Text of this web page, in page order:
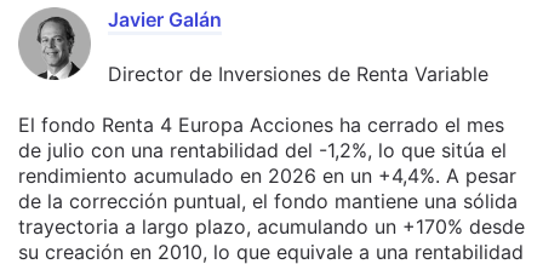
Javier Galán
Director de Inversiones de Renta Variable
El fondo Renta 4 Europa Acciones ha cerrado el mes
de julio con una rentabilidad del -1,2%, lo que sitúa el
rendimiento acumulado en 2026 en un +4,4%. A pesar
de la corrección puntual, el fondo mantiene una sólida
trayectoria a largo plazo, acumulando un +170% desde
su creación en 2010, lo que equivale a una rentabilidad